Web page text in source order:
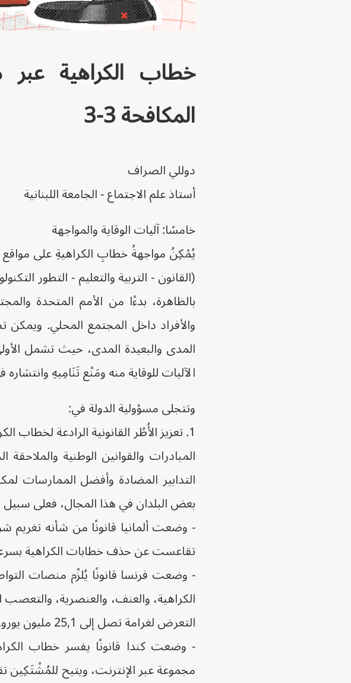
خطاب الكراهية
المكافحة 3-3
دوللي الصراف
أستاذ علم الاجتماع - الجامعة اللبنانية
خامسًا: آليات الوقاية والمواجهة
يُمْكِنُ مواجهةُ خطابِ الكراهيةِ على
(القانون - التربية والتعليم - التطور
بالظاهرة، بدءًا من الأمم المتحدة
والأفراد داخل المجتمع المحلي.
المدى والبعيدة المدى، حيث تشمل
الآليات للوقاية منه ومَنْع تَنَامِيهِ
وتتجلى مسؤولية الدولة في:
1. تعزيز الأُطُر القانونية الرادعة
المبادرات والقوانين الوطنية
التدابير المضادة وأفضل الممارسات
بعض البلدان في هذا المجال، فعلى سبيل
تقاعست عن حذف خطابات الكراهية
- وضعت فرنسا قانونًا يُلزْم منصات
التعرض لغرامة تصل إلى 25,1 مليون يورو.
- وضعت كندا قانونًا يفسر خطاب
مجموعة عبر الإنترنت، ويتيح